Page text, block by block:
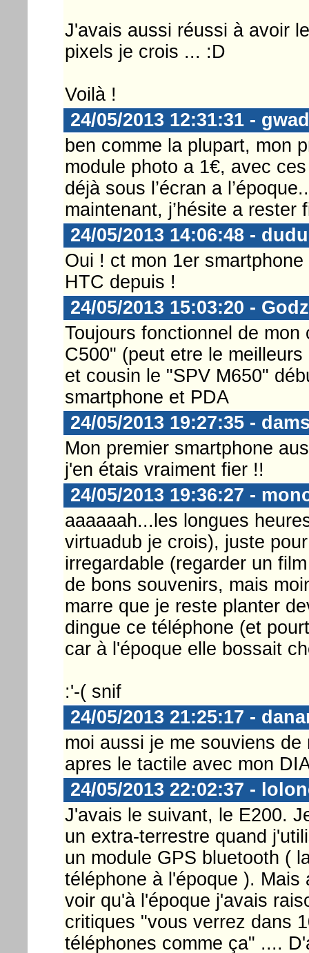
J'avais aussi réussi à avoir
pixels je crois ... :D
Voilà !
24/05/2013 12:31:31 -
ben comme la plupart, mon
module photo a 1€, avec
déjà sous l’écran a
maintenant, j’hésite a rester
24/05/2013 14:06:48 -
Oui ! ct mon 1er
HTC depuis !
24/05/2013 15:03:20 -
Toujours fonctionnel de
C500" (peut etre le
et cousin le "SPV M650"
smartphone et PDA
24/05/2013 19:27:35 -
Mon premier smartphone
j'en étais vraiment fier !!
24/05/2013 19:36:27 -
aaaaaah...les longues
virtuadub je crois), juste
irregardable (regarder un
de bons souvenirs, mais
marre que je reste planter
dingue ce téléphone (et
car à l'époque elle bossait
:'-( snif
24/05/2013 21:25:17 -
moi aussi je me souviens
apres le tactile avec mon
24/05/2013 22:02:37 -
J'avais le suivant, le E200.
un extra-terrestre quand
un module GPS bluetooth (
téléphone à l'époque ).
voir qu'à l'époque j'avais
critiques "vous verrez dans
téléphones comme ça" ....